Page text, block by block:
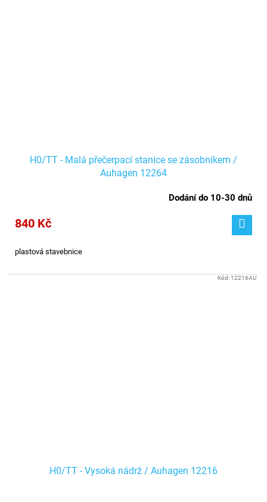
H0/TT - Malá přečerpací stanice se zásobníkem /
Auhagen 12264
Dodání do 10-30 dnů
840 Kč
plastová stavebnice
H0/TT - Vysoká nádrž / Auhagen 12216
Kód: 12216AU